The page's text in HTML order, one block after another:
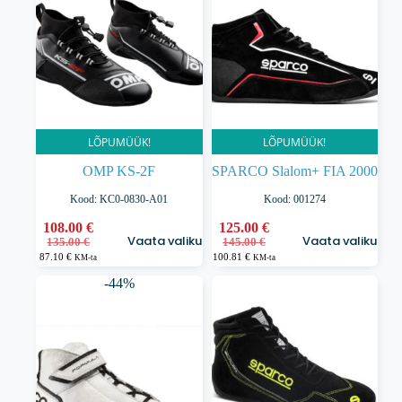
tootelehel.
tootelehel.
LÕPUMÜÜK!
OMP KS-2F
Kood: KC0-0830-A01
135.00€
Algne
hind
135.00 €.
108.00€
Praegune
hind
108.00 €.
87.10€ KM-ta
Vaata valikuid
Sellel
tootel
tootelehel.
LÕPUMÜÜK!
SPARCO Slalom+ FIA 2000
Kood: 001274
145.00€
Algne
hind
125.00 €
Praegune
hind
100.81 € KM-ta
Vaata valikuid
Sellel
tootel
Valikuid
saab
teha
tootelehel.
-44%